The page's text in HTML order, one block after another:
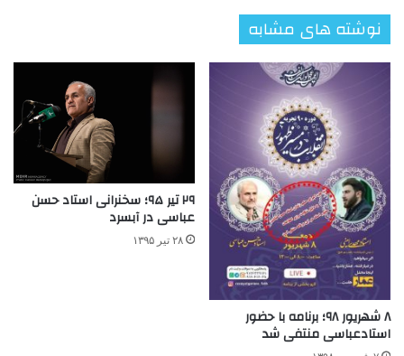
نوشته های مشابه
۸ شهریور ۹۸؛ برنامه با حضور
استادعباسی منتفی شد
۲۹ تیر ۹۵؛ سخنرانی استاد حسن
عباسی در آبسرد
۲۸ تیر ۱۳۹۵